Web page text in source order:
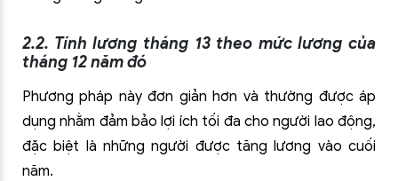
2.2. Tính lương tháng 13 theo mức lương của
tháng 12 năm đó
Phương pháp này đơn giản hơn và thường được áp
dụng nhằm đảm bảo lợi ích tối đa cho người lao động,
đặc biệt là những người được tăng lương vào cuối
năm.